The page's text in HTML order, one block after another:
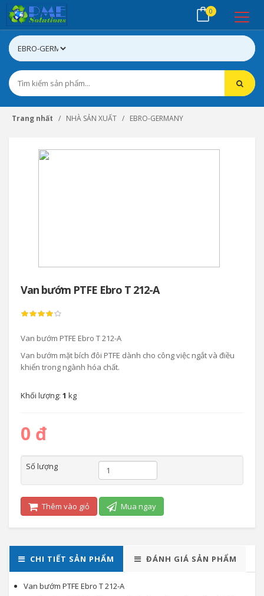
0
Trang nhất NHÀ SẢN XUẤT EBRO-GERMANY
Van bướm PTFE Ebro T 212-A
Van bướm PTFE Ebro T 212-A
Van bướm mặt bích đôi PTFE dành cho công việc ngắt và điều
khiển trong ngành hóa chất.
Khối lượng: 1 kg
0 đ
Số lượng
Thêm vào giỏ Mua ngay
CHI TIẾT SẢN PHẨM ĐÁNH GIÁ SẢN PHẨM
Van bướm PTFE Ebro T 212-A